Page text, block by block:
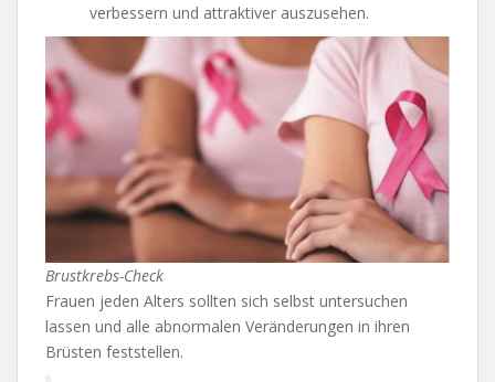
verbessern und attraktiver auszusehen.
Brustkrebs-Check
Frauen jeden Alters sollten sich selbst untersuchen
lassen und alle abnormalen Veränderungen in ihren
Brüsten feststellen.